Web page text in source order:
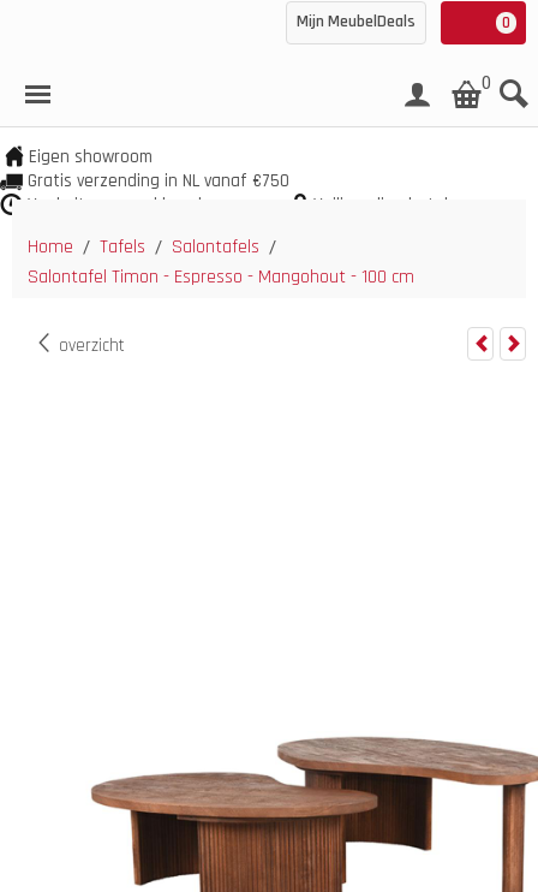
0
Mijn MeubelDeals
0
Eigen showroom
Gratis verzending in NL vanaf €750
Veel uit voorraad leverbaar
Veilig online betalen
Home / Tafels / Salontafels /
Salontafel Timon - Espresso - Mangohout - 100 cm
overzicht